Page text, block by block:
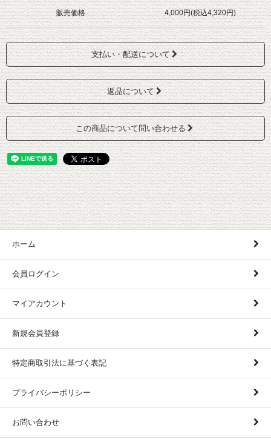
販売価格 4,000円(税込4,320円)
支払い・配送について
返品について
この商品について問い合わせる
ホーム
会員ログイン
マイアカウント
新規会員登録
特定商取引法に基づく表記
プライバシーポリシー
お問い合わせ